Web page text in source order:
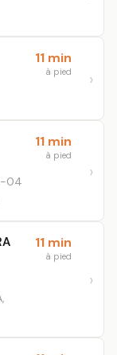
11 min
à pied
04
11 min
à pied
11 min
à pied